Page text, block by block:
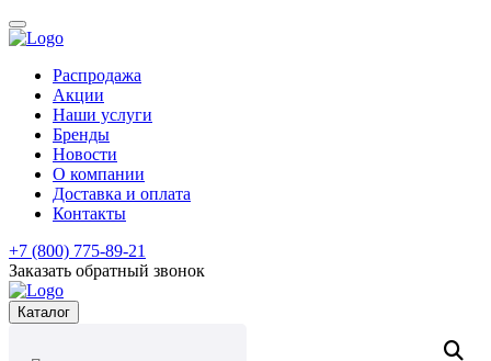
Распродажа
Акции
Наши услуги
Бренды
Новости
О компании
Доставка и оплата
Контакты
+7 (800) 775-89-21
Заказать обратный звонок
Каталог